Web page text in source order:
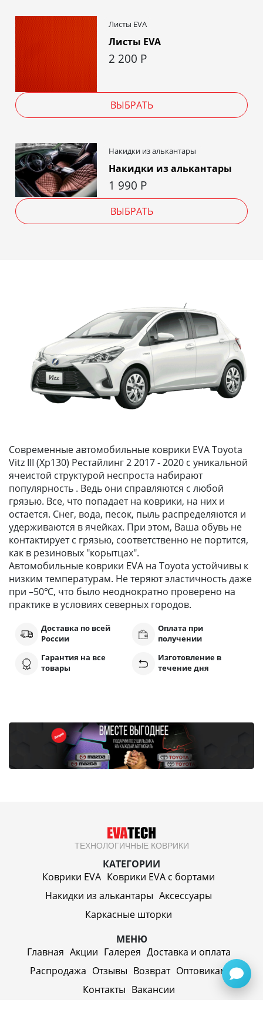
Листы EVA
Листы EVA
2 200 Р
ВЫБРАТЬ
Накидки из алькантары
Накидки из алькантары
1 990 Р
ВЫБРАТЬ
Современные автомобильные коврики EVA Toyota
Vitz III (Xp130) Рестайлинг 2 2017 - 2020 с уникальной
ячеистой структурой неспроста набирают
популярность . Ведь они справляются с любой
грязью. Все, что попадает на коврики, на них и
остается. Снег, вода, песок, пыль распределяются и
удерживаются в ячейках. При этом, Ваша обувь не
контактирует с грязью, соответственно не портится,
как в резиновых "корытцах".
Автомобильные коврики EVA на Toyota устойчивы к
низким температурам. Не теряют эластичность даже
при –50℃, что было неоднократно проверено на
практике в условиях северных городов.
Доставка по всей
России
Оплата при
получении
Гарантия на все
товары
Изготовление в
течение дня
ТЕХНОЛОГИЧНЫЕ КОВРИКИ
КАТЕГОРИИ
Коврики EVA Коврики EVA c бортами
Накидки из алькантары Аксессуары
Каркасные шторки
МЕНЮ
Главная Акции Галерея Доставка и оплата
Распродажа Отзывы Возврат Оптовикам
Контакты Вакансии